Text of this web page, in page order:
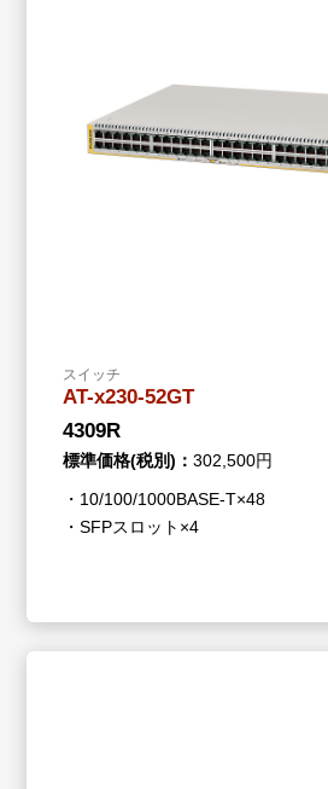
スイッチ
AT-x230-52GT
4309R
標準価格(税別)：302,500円
・10/100/1000BASE-T×48
・SFPスロット×4